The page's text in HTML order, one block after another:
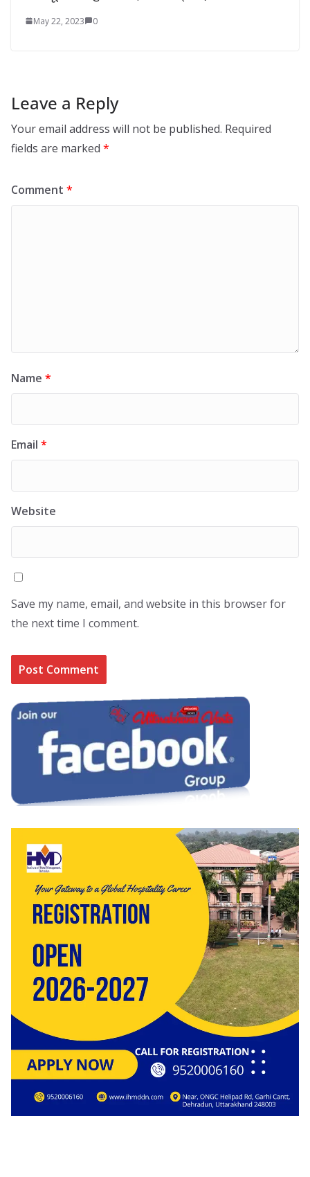
May 22, 2023 0
Leave a Reply
Your email address will not be published. Required
fields are marked *
Comment *
Name *
Email *
Website
Save my name, email, and website in this browser for
the next time I comment.